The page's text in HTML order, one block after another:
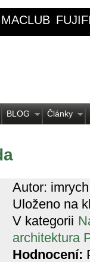
BLOG Články
Autor: imrych
Uloženo na
V kategorii
architektura
Hodnocení: